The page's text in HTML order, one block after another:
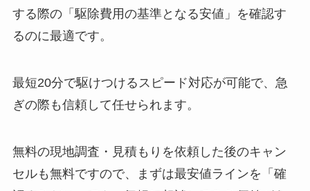
する際の「駆除費用の基準となる安値」を確認す
るのに最適です。
最短20分で駆けつけるスピード対応が可能で、急
ぎの際も信頼して任せられます。
無料の現地調査・見積もりを依頼した後のキャン
セルも無料ですので、まずは最安値ラインを「確